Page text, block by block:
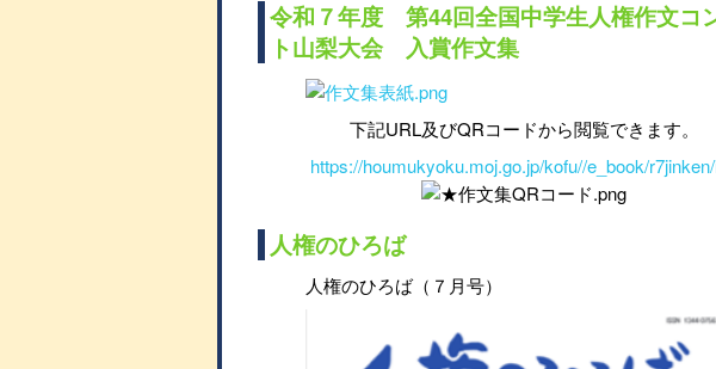
令和７年度 第44回全国中学生人権作文コ
ト山梨大会 入賞作文集
下記URL及びQRコードから閲覧できます。
https://houmukyoku.moj.go.jp/kofu//e_book/
人権のひろば
人権のひろば（７月号）